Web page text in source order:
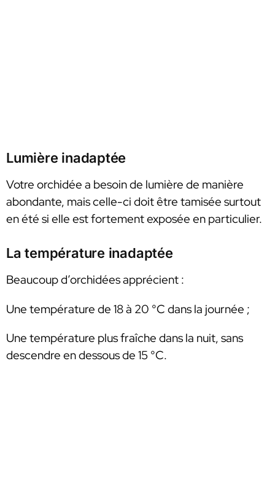
Lumière inadaptée
Votre orchidée a besoin de lumière de manière
abondante, mais celle-ci doit être tamisée surtout
en été si elle est fortement exposée en particulier.
La température inadaptée
Beaucoup d’orchidées apprécient :
Une température de 18 à 20 °C dans la journée ;
Une température plus fraîche dans la nuit, sans
descendre en dessous de 15 °C.